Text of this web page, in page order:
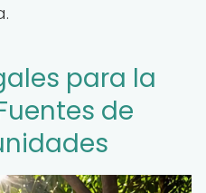
para la
de